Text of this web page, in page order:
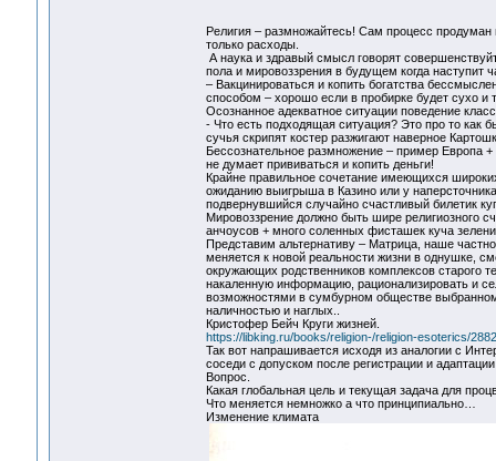
Религия – размножайтесь! Сам процесс продуман
только расходы.
А наука и здравый смысл говорят
пола и мировоззрения в будущем когда наступит
– Вакцинироваться и копить богатства
способом – хорошо если в пробирке будет сухо и
Осознанное адекватное ситуации поведение
- Что есть подходящая ситуация? Это про то как
сучья скрипят костер разжигают наверное
Бессознательное размножение – пример Европа
не думает прививаться и копить деньги!
Крайне правильное сочетание имеющихся
ожиданию выигрыша в Казино или у
подвернувшийся случайно счастливый билетик
Мировоззрение должно быть шире религиозного
анчоусов + много соленных фисташек куча
Представим альтернативу – Матрица, наше
меняется к новой реальности жизни в однушке,
окружающих родственников комплексов старого
накаленную информацию, рационализировать и
возможностями в сумбурном обществе
наличностью и наглых..
Кристофер Бейч Круги жизней.
https://libking.ru/books/religion-/religion-esoterics/
Так вот напрашивается исходя из аналогии с
соседи с допуском после регистрации и
Вопрос.
Какая глобальная цель и текущая задача для
Что меняется немножко а что принципиально…
Изменение климата